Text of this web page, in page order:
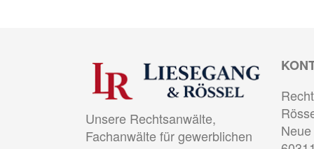
Unsere Rechtsanwälte,
Fachanwälte für gewerblichen